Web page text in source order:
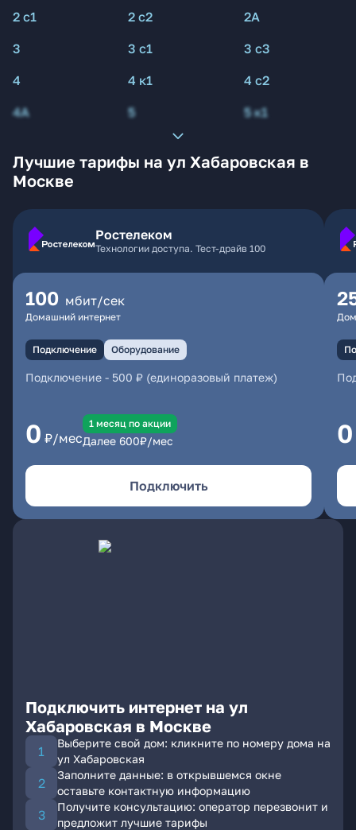
2 с1
2 с2
2А
3
3 с1
3 с3
4
4 к1
4 с2
4А
5 5 к1
Лучшие тарифы на ул Хабаровская в
Москве
Ростелеком
Технологии доступа. Тест-драйв 100
100 мбит/сек
Домашний интернет
Подключение Оборудование
Подключение - 500 ₽ (единоразовый платеж)
0 ₽/мес
1 месяц по акции
Далее 600₽/мес
Подключить
0
Подключить интернет на ул
Хабаровская в Москве
Выберите свой дом: кликните по номеру дома на
ул Хабаровская
Заполните данные: в открывшемся окне
оставьте контактную информацию
Получите консультацию: оператор перезвонит и
предложит лучшие тарифы